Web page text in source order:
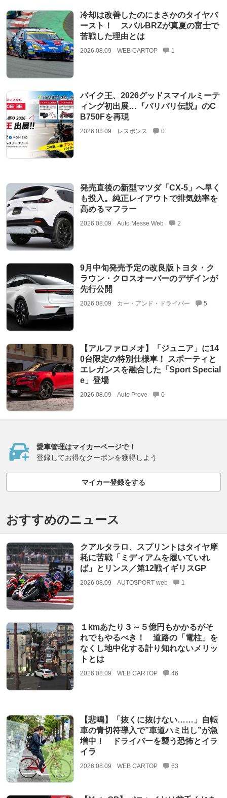
冷却は改善したのにまさかのタイヤバ
ースト！ スバルBRZが真夏の富士で
苦戦した理由とは
2026.08.09 WEB CARTOP 1
バイク王、2026グッドスマイルミーテ
ィング初出展…『バリバリ伝説』のC
B750Fを再現
2026.08.09 レスポンス 0
発売直後の新型マツダ「CX-5」へ早く
も投入。純正レイアウトで排気効率を
高めるマフラー
2026.08.09 Auto Messe Web 2
9月中旬発売予定の改良版トヨタ・ク
ラウン・クロスオーバーのデザインが
先行公開
2026.08.09 カー・アンド・ドライバー 5
【アルファロメオ】「ジュニア」に14
0台限定の特別仕様車！ スポーティと
エレガンスを融合した「Sport Special
e」登場
2026.08.09 Auto Prove 0
愛車管理はマイカーページで！
登録してお得なクーポンを獲得しよう
マイカー登録をする
おすすめのニュース
クアルタラロ、スプリントはタイヤ摩
耗に苦戦「ミディアムを履いていれ
ば」とリンス／第12戦イギリスGP
2026.08.09 AUTOSPORT web 1
１kmあたり３～５億円もかかるがそ
れでもやるべき！ 道路の「電柱」を
なくし地中化する計り知れないメリッ
トとは
2026.08.09 WEB CARTOP 46
【悲鳴】「抜くに抜けない……」自転
車の青切符導入で”車道ハミ出し”が急
増中！ ドライバーを襲う恐怖とイラ
イラ
2026.08.09 WEB CARTOP 63